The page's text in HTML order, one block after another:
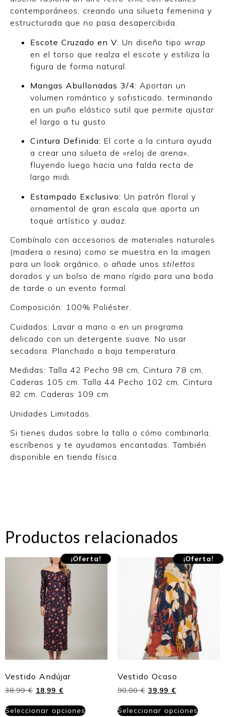
contemporáneos, creando una silueta femenina y
estructurada que no pasa desapercibida.
Escote Cruzado en V: Un diseño tipo wrap
en el torso que realza el escote y estiliza la
figura de forma natural.
Mangas Abullonadas 3/4: Aportan un
volumen romántico y sofisticado, terminando
en un puño elástico sutil que permite ajustar
el largo a tu gusto.
Cintura Definida: El corte a la cintura ayuda
a crear una silueta de «reloj de arena»,
fluyendo luego hacia una falda recta de
largo midi.
Estampado Exclusivo: Un patrón floral y
ornamental de gran escala que aporta un
toque artístico y audaz.
Combínalo con accesorios de materiales naturales
(madera o resina) como se muestra en la imagen
para un look orgánico, o añade unos stilettos
dorados y un bolso de mano rígido para una boda
de tarde o un evento formal.
Composición: 100% Poliéster.
Cuidados: Lavar a mano o en un programa
delicado con un detergente suave. No usar
secadora. Planchado a baja temperatura.
Medidas: Talla 42 Pecho 98 cm, Cintura 78 cm,
Caderas 105 cm. Talla 44 Pecho 102 cm, Cintura
82 cm, Caderas 109 cm.
Unidades Limitadas.
Si tienes dudas sobre la talla o cómo combinarla,
escríbenos y te ayudamos encantadas. También
disponible en tienda física.
Productos relacionados
¡Oferta!
Vestido Andújar
38,99€ 18,99 €
Seleccionar opciones
¡Oferta!
Vestido Ocaso
90,00€ 39,99 €
Seleccionar opciones